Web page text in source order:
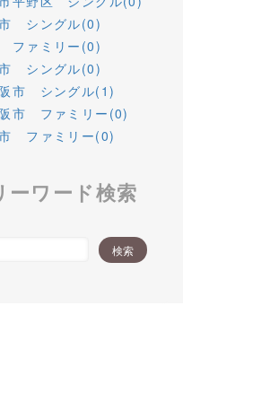
シングル(0)
ファミリー(0)
シングル(0)
市 シングル(1)
市 ファミリー(0)
ファミリー(0)
ーワード検索